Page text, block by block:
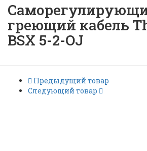
греющий кабель
BSX 5-2-OJ
Предыдущий товар
Следующий товар